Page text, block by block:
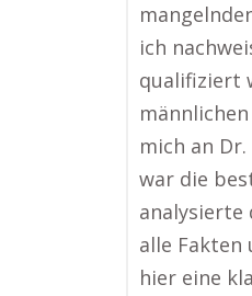
ich
qualifiziert
mich an
war die
alle Fakten
hier eine